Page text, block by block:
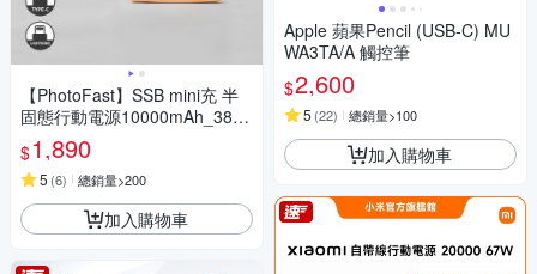
【PhotoFast】SSB mini充 半
固態行動電源10000mAh_38.5
Wh_具Wh標示
$1,890
5 (6) 總銷量>200
加入購物車
Apple 蘋果Pencil (USB-C) MU
WA3TA/A 觸控筆
$2,600
5 (22) 總銷量>100
加入購物車